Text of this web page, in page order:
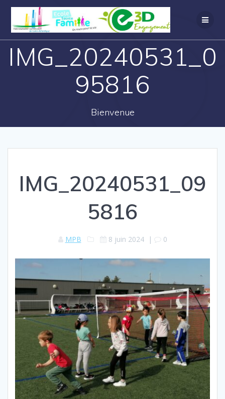
IMG_20240531_0
95816
Bienvenue
IMG_20240531_09
5816
MPB 8 juin 2024| 0